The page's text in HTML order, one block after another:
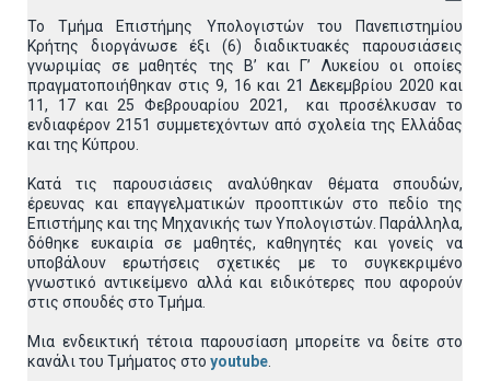
Το Τμήμα Επιστήμης Υπολογιστών του Πανεπιστημίου
Κρήτης διοργάνωσε έξι (6) διαδικτυακές παρουσιάσεις
γνωριμίας σε μαθητές της Β’ και Γ’ Λυκείου οι οποίες
πραγματοποιήθηκαν στις 9, 16 και 21 Δεκεμβρίου 2020 και
11, 17 και 25 Φεβρουαρίου 2021, και προσέλκυσαν το
ενδιαφέρον 2151 συμμετεχόντων από σχολεία της Ελλάδας
και της Κύπρου.
Κατά τις παρουσιάσεις αναλύθηκαν θέματα σπουδών,
έρευνας και επαγγελματικών προοπτικών στο πεδίο της
Επιστήμης και της Μηχανικής των Υπολογιστών. Παράλληλα,
δόθηκε ευκαιρία σε μαθητές, καθηγητές και γονείς να
υποβάλουν ερωτήσεις σχετικές με το συγκεκριμένο
γνωστικό αντικείμενο αλλά και ειδικότερες που αφορούν
στις σπουδές στο Τμήμα.
Μια ενδεικτική τέτοια παρουσίαση μπορείτε να δείτε στο
κανάλι του Τμήματος στο youtube